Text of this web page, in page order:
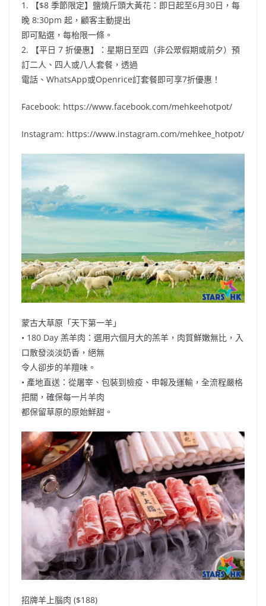
1. 【$8 季節限定】鹽燒斤頭大黃花：即日起至6月30日，每
晚 8:30pm 起，顧客主動提出
即可點選，每枱限一條。
2. 【平日 7 折優惠】：星期日至四（非公眾假期或前夕）預
訂二人、四人或八人套餐，透過
電話、WhatsApp或Openrice訂套餐即可享7折優惠！
Facebook: https://www.facebook.com/mehkeehotpot/
Instagram: https://www.instagram.com/mehkee_hotpot/
蒙古大草原「天下第一羊」
• 180 Day 羔羊肉：選用六個月大的羔羊，肉質鮮嫩無比，入
口散發淡淡奶香，絕無
令人卻步的羊羶味。
• 產地直送：從屠宰、包裝到檢疫、申報及運輸，全流程嚴格
把關，確保每一片羊肉
都保留草原的原始鮮甜。
招牌羊上腦肉 ($188)